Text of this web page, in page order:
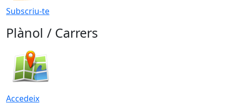
Subscriu-te
Plànol / Carrers
Accedeix